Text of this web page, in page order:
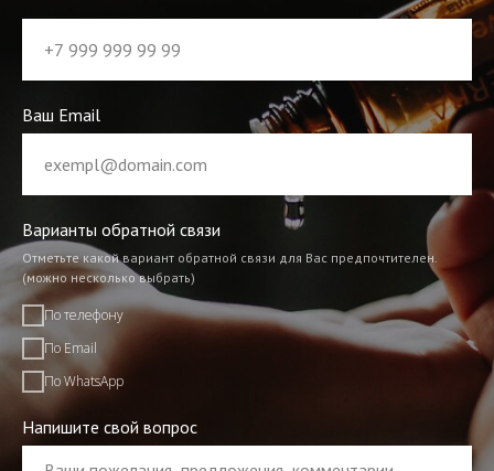
Ваш Email
Варианты обратной связи
Отметьте какой вариант обратной связи для Вас предпочтителен.
(можно несколько выбрать)
По телефону
По Email
По WhatsApp
Напишите свой вопрос